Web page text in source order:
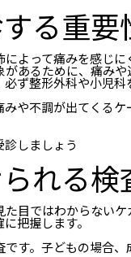
る重要
よって痛みを感じ
あるために、痛みや
ず整形外科や小児
や不調が出てくる
しましょう
れる検
目ではわからない
把握します。
す。子どもの場合